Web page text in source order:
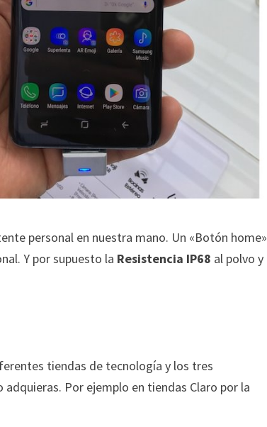
personal en nuestra mano. Un «Botón home»
Y por supuesto la Resistencia IP68 al polvo y
tiendas de tecnología y los tres
Por ejemplo en tiendas Claro por la